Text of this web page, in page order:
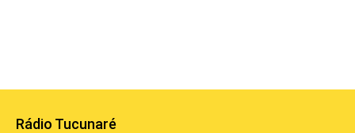
Rádio Tucunaré